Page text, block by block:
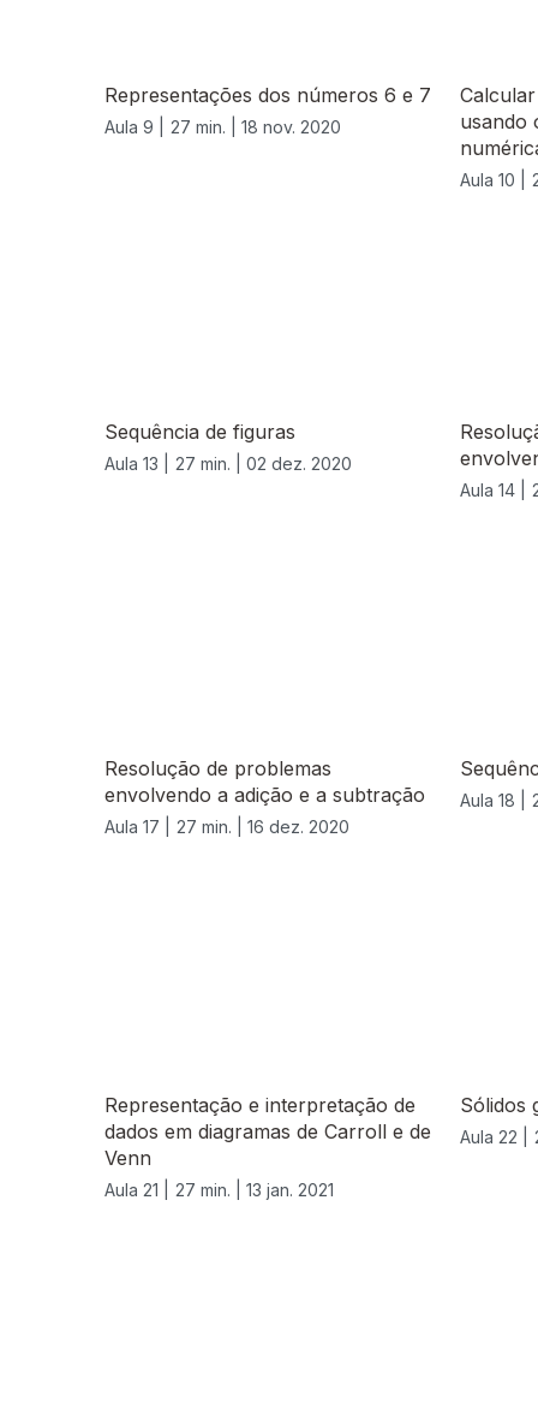
Representações dos números 6 e 7
Aula 9 | 27 min. | 18 nov. 2020
usando
Aula 10 |
Sequência de figuras
Aula 13 | 27 min. | 02 dez. 2020
Aula 14 |
Resolução de problemas
envolvendo a adição e a subtração
Aula 17 | 27 min. | 16 dez. 2020
Aula 18 |
Representação e interpretação de
dados em diagramas de Carroll e de
Venn
Aula 21 | 27 min. | 13 jan. 2021
Sólidos
Aula 22 |